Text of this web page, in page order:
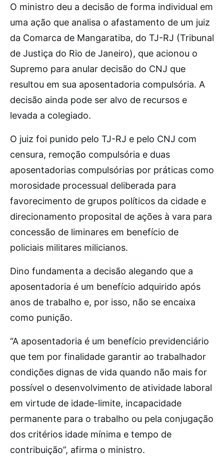
O ministro deu a decisão de forma individual em
uma ação que analisa o afastamento de um juiz
da Comarca de Mangaratiba, do TJ-RJ (Tribunal
de Justiça do Rio de Janeiro), que acionou o
Supremo para anular decisão do CNJ que
resultou em sua aposentadoria compulsória. A
decisão ainda pode ser alvo de recursos e
levada a colegiado.
O juiz foi punido pelo TJ-RJ e pelo CNJ com
censura, remoção compulsória e duas
aposentadorias compulsórias por práticas como
morosidade processual deliberada para
favorecimento de grupos políticos da cidade e
direcionamento proposital de ações à vara para
concessão de liminares em benefício de
policiais militares milicianos.
Dino fundamenta a decisão alegando que a
aposentadoria é um benefício adquirido após
anos de trabalho e, por isso, não se encaixa
como punição.
“A aposentadoria é um benefício previdenciário
que tem por finalidade garantir ao trabalhador
condições dignas de vida quando não mais for
possível o desenvolvimento de atividade laboral
em virtude de idade-limite, incapacidade
permanente para o trabalho ou pela conjugação
dos critérios idade mínima e tempo de
contribuição”, afirma o ministro.